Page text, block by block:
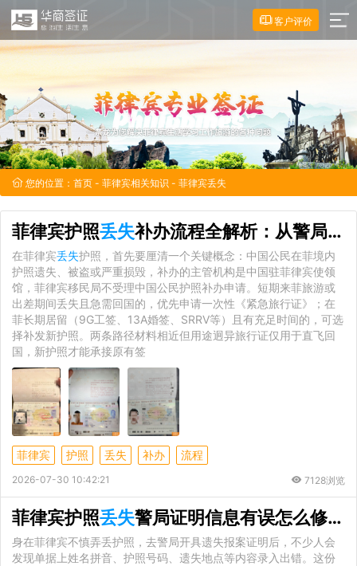
客户评价
您的位置： 首页 - 菲律宾相关知识 - 菲律宾丢失
菲律宾护照丢失补办流程全解析：从警局报案到签证转移的完整闭环
在菲律宾丢失护照，首先要厘清一个关键概念：中国公民在菲境内
护照遗失、被盗或严重损毁，补办的主管机构是中国驻菲律宾使领
馆，菲律宾移民局不受理中国公民护照补办申请。短期来菲旅游或
出差期间丢失且急需回国的，优先申请一次性《紧急旅行证》；在
菲长期居留（9G工签、13A婚签、SRRV等）且有充足时间的，可选
择补发新护照。两条路径材料相近但用途迥异旅行证仅用于直飞回
国，新护照才能承接原有签
菲律宾 护照 丢失 补办 流程
2026-07-30 10:42:21 7128浏览
菲律宾护照丢失警局证明信息有误怎么修改？办理周期完整详解
身在菲律宾不慎弄丢护照，去警局开具遗失报案证明后，不少人会
发现单据上姓名拼音、护照号码、遗失地点等内容录入出错。这份